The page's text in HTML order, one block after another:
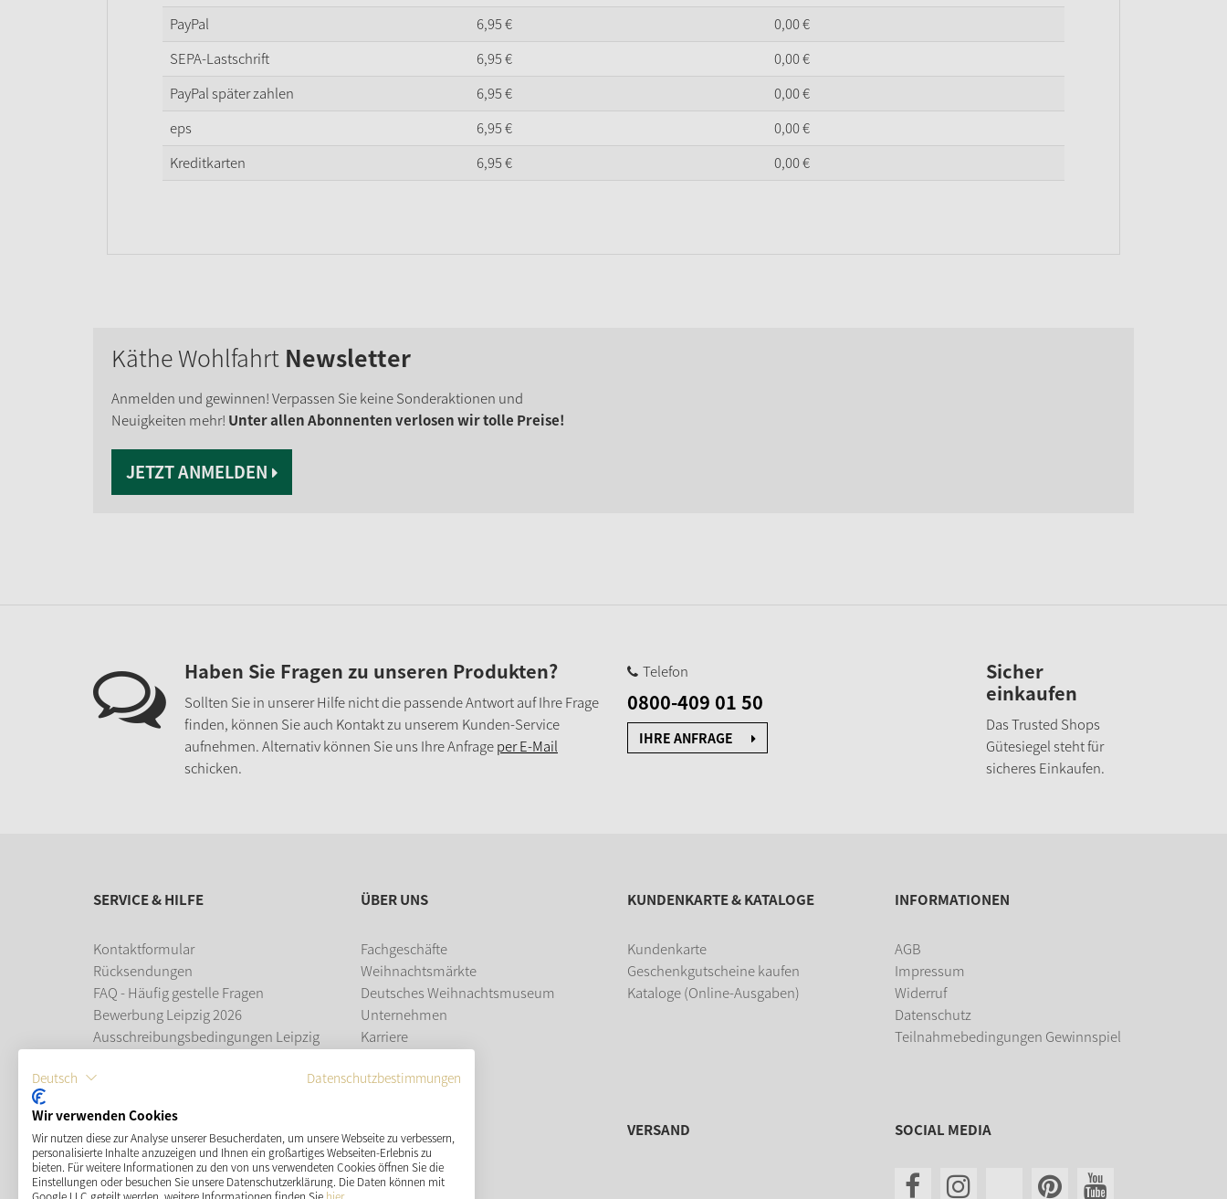
PayPal
6,95€ 0,00€
SEPA-Lastschrift
6,95€ 0,00€
PayPal später zahlen
6,95€ 0,00€
eps
6,95€ 0,00€
Kreditkarten
6,95€ 0,00€
Käthe Wohlfahrt Newsletter
Anmelden und gewinnen! Verpassen Sie keine Sonderaktionen und
Neuigkeiten mehr! Unter allen Abonnenten verlosen wir tolle Preise!
JETZT ANMELDEN
Haben Sie Fragen zu unseren Produkten?
Sollten Sie in unserer Hilfe nicht die passende Antwort auf Ihre Frage
finden, können Sie auch Kontakt zu unserem Kunden-Service
aufnehmen. Alternativ können Sie uns Ihre Anfrageper E-Mail
schicken.
Telefon
0800-409 01 50
IHRE ANFRAGE
Sicher
einkaufen
Das Trusted Shops
Gütesiegelsteht für
sicheres Einkaufen.
SERVICE & HILFE
Kontaktformular
Rücksendungen
FAQ - Häufig gestelle Fragen
Bewerbung Leipzig 2026
Ausschreibungsbedingungen Leipzig
Leipziger Weihnachtsmarkt
ÜBER UNS
Fachgeschäfte
Weihnachtsmärkte
Deutsches Weihnachtsmuseum
Unternehmen
Karriere
KUNDENKARTE & KATALOGE
Kundenkarte
Geschenkgutscheine kaufen
Kataloge (Online-Ausgaben)
INFORMATIONEN
AGB
Impressum
Widerruf
Datenschutz
Teilnahmebedingungen Gewinnspiel
ZAHLUNGSMÖGLICHKEITEN VERSAND SOCIAL MEDIA
Deutsch Datenschutzbestimmungen
Wir verwenden Cookies
Wir nutzen diese zur Analyse unserer Besucherdaten, um unsere Webseite zu verbessern,
personalisierte Inhalte anzuzeigen und Ihnen ein großartiges Webseiten-Erlebnis zu
bieten. Für weitere Informationen zu den von uns verwendeten Cookies öffnen Sie die
Einstellungen oder besuchen Sie unsere Datenschutzerklärung. Die Daten können mit